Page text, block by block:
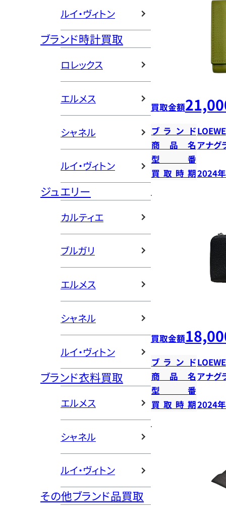
ルイ・ヴィトン
ブランド時計買取
ロレックス
エルメス
シャネル
ルイ・ヴィトン
ジュエリー
カルティエ
ブルガリ
エルメス
シャネル
ルイ・ヴィトン
ブランド衣料買取
エルメス
シャネル
ルイ・ヴィトン
その他ブランド品買取
買取金額
ブランドLOEWE
商品名アナグ
型番
買取時期2024
買取金額
ブランドLOEWE
商品名アナグ
型番
買取時期2024